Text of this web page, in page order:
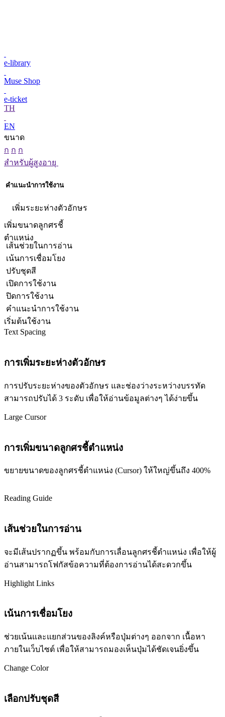
e-library
Muse Shop
e-ticket
TH
EN
ขนาด
ก ก ก
สำหรับผู้สูงอายุ
คำแนะนำการใช้งาน
เพิ่มระยะห่างตัวอักษร
เพิ่มขนาดลูกศรชี้
ตำแหน่ง
เส้นช่วยในการอ่าน
เน้นการเชื่อมโยง
ปรับชุดสี
เปิดการใช้งาน
ปิดการใช้งาน
คำแนะนำการใช้งาน
เริ่มต้นใช้งาน
Text Spacing
การเพิ่มระยะห่างตัวอักษร
การปรับระยะห่างของตัวอักษร และช่องว่างระหว่างบรรทัด
สามารถปรับได้ 3 ระดับ เพื่อให้อ่านข้อมูลต่างๆ ได้ง่ายขึ้น
Large Cursor
การเพิ่มขนาดลูกศรชี้ตำแหน่ง
ขยายขนาดของลูกศรชี้ตำแหน่ง (Cursor) ให้ใหญ่ขึ้นถึง 400%
Reading Guide
เส้นช่วยในการอ่าน
จะมีเส้นปรากฏขึ้น พร้อมกับการเลื่อนลูกศรชี้ตำแหน่ง เพื่อให้ผู้
อ่านสามารถโฟกัสข้อความที่ต้องการอ่านได้สะดวกขึ้น
Highlight Links
เน้นการเชื่อมโยง
ช่วยเน้นและแยกส่วนของลิงค์หรือปุ่มต่างๆ ออกจาก เนื้อหา
ภายในเว็บไซต์ เพื่อให้สามารถมองเห็นปุ่มได้ชัดเจนยิ่งขึ้น
Change Color
เลือกปรับชุดสี